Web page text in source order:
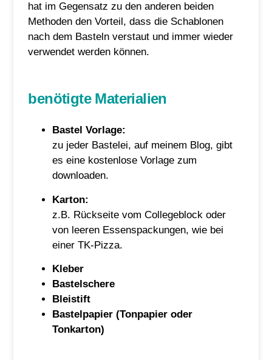
hat im Gegensatz zu den anderen beiden
Methoden den Vorteil, dass die Schablonen
nach dem Basteln verstaut und immer wieder
verwendet werden können.
benötigte Materialien
Bastel Vorlage:
zu jeder Bastelei, auf meinem Blog, gibt
es eine kostenlose Vorlage zum
downloaden.
Karton:
z.B. Rückseite vom Collegeblock oder
von leeren Essenspackungen, wie bei
einer TK-Pizza.
Kleber
Bastelschere
Bleistift
Bastelpapier (Tonpapier oder
Tonkarton)